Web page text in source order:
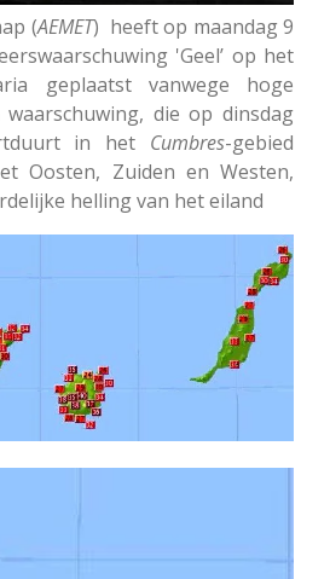
(AEMET) heeft op maandag 9
'Geel’ op het
geplaatst vanwege hoge
die op dinsdag
in het Cumbres-gebied
Oosten, Zuiden en Westen,
helling van het eiland